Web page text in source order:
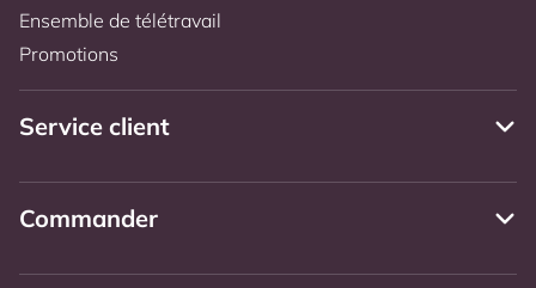
Ensemble de télétravail
Promotions
Service client
Commander